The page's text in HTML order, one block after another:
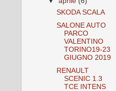
SKODA SCALA
SALONE AUTO
PARCO
VALENTINO
TORINO19-23
GIUGNO 2019
RENAULT
SCENIC 1.3
TCE INTENS